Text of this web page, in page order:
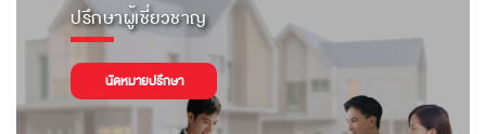
ปรึกษาผู้เชี่ยวชาญ
นัดหมายปรึกษา